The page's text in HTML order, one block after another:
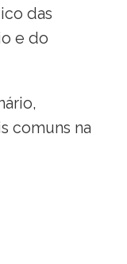
das
e do
comuns na